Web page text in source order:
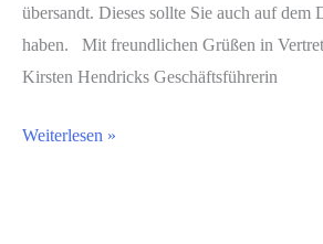
hier
Nachweis
übersandt. Dieses sollte Sie auch auf dem
haben. Mit freundlichen Grüßen in
Kirsten Hendricks Geschäftsführerin
NST-
Weiterlesen »